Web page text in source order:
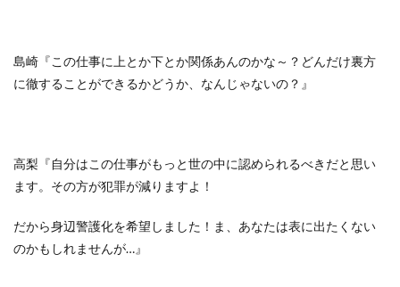
島崎『この仕事に上とか下とか関係あんのかな～？どんだけ裏方
に徹することができるかどうか、なんじゃないの？』
高梨『自分はこの仕事がもっと世の中に認められるべきだと思い
ます。その方が犯罪が減りますよ！
だから身辺警護化を希望しました！ま、あなたは表に出たくない
のかもしれませんが…』